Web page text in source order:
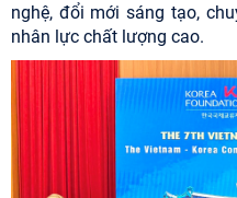
nghệ, đổi mới sáng tạo,
nhân lực chất lượng cao.